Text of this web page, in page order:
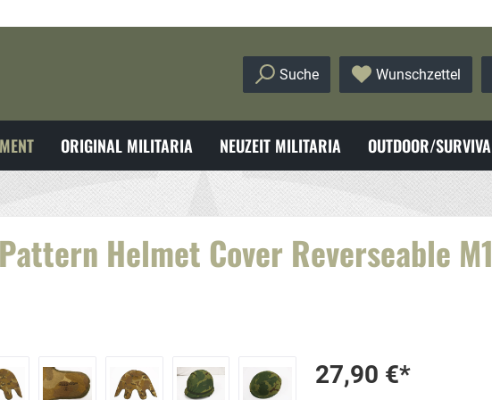
Suche Wunschzettel
ORIGINAL MILITARIA NEUZEIT MILITARIA OUTDOOR/
Helmet Cover Reverseable
27,90 €*